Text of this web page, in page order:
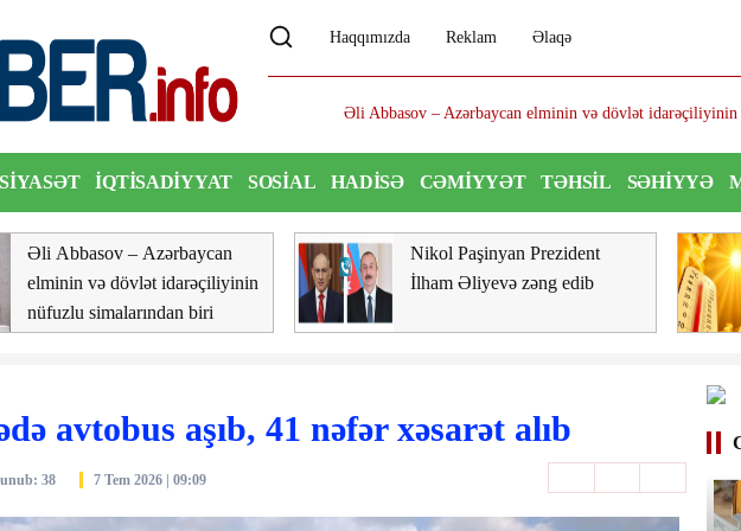
Haqqımızda Reklam Əlaqə
bağlanıb Əli Abbasov – Azərbaycan elminin və dövlət idarəçiliyinin
SIYASƏT İQTISADIYYAT SOSIAL HADISƏ CƏMIYYƏT TƏHSIL SƏHIYYƏ
Əli Abbasov – Azərbaycan
elminin və dövlət idarəçiliyinin
nüfuzlu simalarından biri
Nikol Paşinyan Prezident
İlham Əliyevə zəng edib
avtobus aşıb, 41 nəfər xəsarət alıb
38 7 Tem 2026 | 09:09